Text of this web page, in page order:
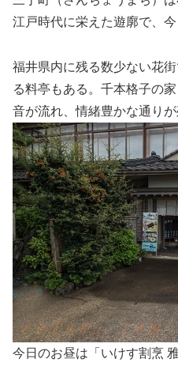
江戸時代に栄えた遊廓で、
福井県内に残る数少ない花
る料亭もある。千本格子の
音が流れ、情緒豊かな通りが
今日のお昼は「いけす割烹 雅